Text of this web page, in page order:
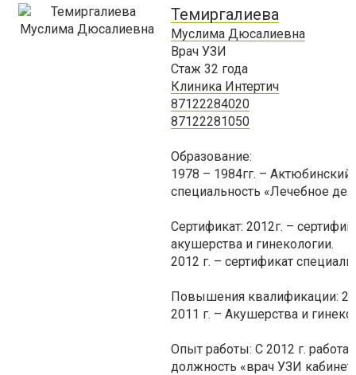
Темиргалиева
Муслима Дюсалиевна
Врач УЗИ
Стаж32 года
Клиника Интертич
87122284020
87122281050
Образование:
1978 – 1984гг. –
специальность «Лечебное
Сертификат: 2012г. –
акушерства и гинекологии.
2012 г. – сертификат
Повышения квалификации:
2011 г. – Акушерства и
Опыт работы: С 2012 г.
должность «врач УЗИ